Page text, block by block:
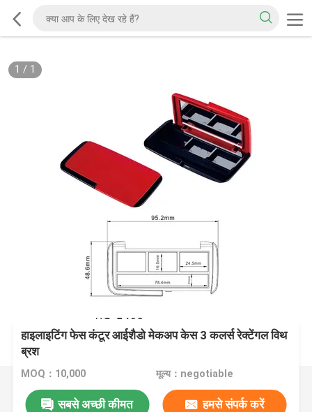
1 / 1
हाइलाइटिंग फेस कंटूर आईशैडो मेकअप केस 3 कलर्स रेक्टेंगल विथ
ब्रश
MOQ：10,000 मूल्य：negotiable
सबसे अच्छी कीमत हमसे संपर्क करें